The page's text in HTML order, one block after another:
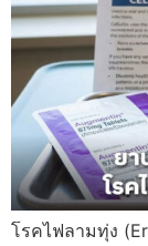
โรคไฟลามทุ่ง